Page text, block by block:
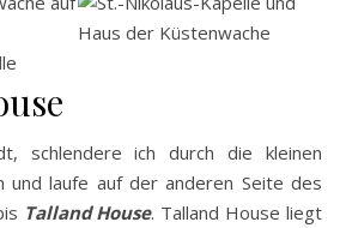
schlendere ich durch die kleinen
und laufe auf der anderen Seite des
Talland House. Talland House liegt